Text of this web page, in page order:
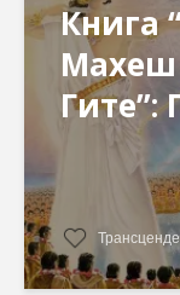
Книга
Махеш
Гите”: